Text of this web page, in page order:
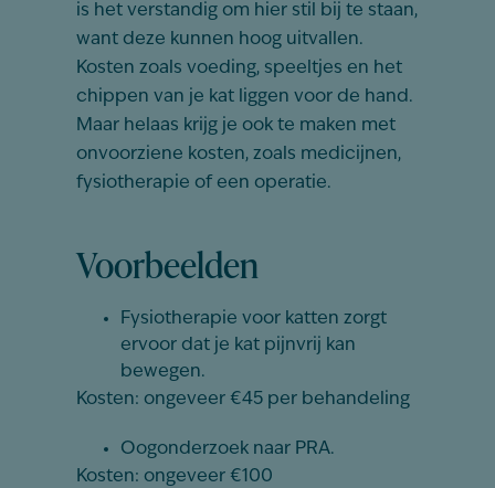
is het verstandig om hier stil bij te staan,
want deze kunnen hoog uitvallen.
Kosten zoals voeding, speeltjes en het
chippen van je kat liggen voor de hand.
Maar helaas krijg je ook te maken met
onvoorziene kosten, zoals medicijnen,
fysiotherapie of een operatie.
Voorbeelden
Fysiotherapie voor katten zorgt
ervoor dat je kat pijnvrij kan
bewegen.
Kosten: ongeveer €45 per behandeling
Oogonderzoek naar PRA.
Kosten: ongeveer €100